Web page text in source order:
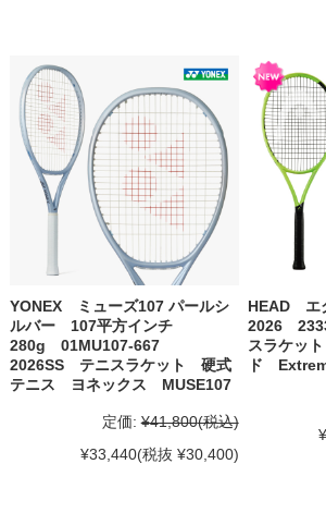
YONEX ミューズ107 パールシ
ルバー 107平方インチ
280g 01MU107-667
2026SS テニスラケット 硬式
テニス ヨネックス MUSE107
定価: ¥41,800(税込)
¥33,440(税抜 ¥30,400)
HEAD エ
2026
スラケッ
ド